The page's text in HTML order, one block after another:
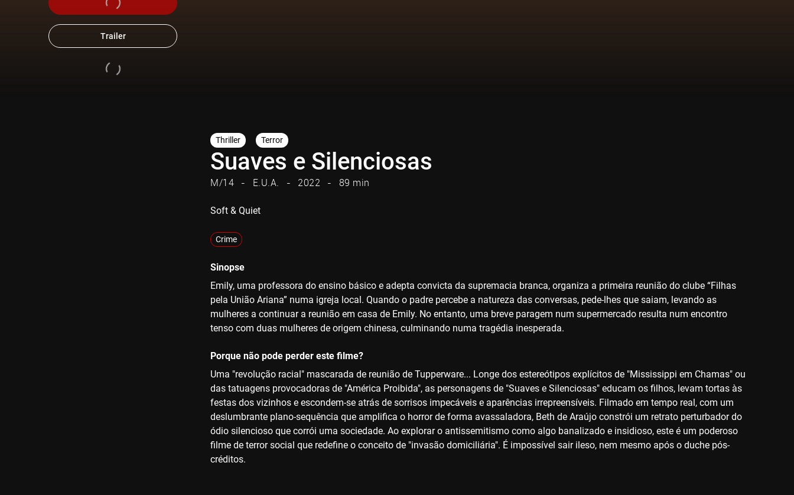
Trailer
Thriller Terror
Suaves e Silenciosas
M/14 E.U.A. 2022 89 min
Soft & Quiet
Crime
Sinopse
Emily, uma professora do ensino básico e adepta convicta da supremacia branca, organiza a primeira reunião do clube “Filhas
pela União Ariana” numa igreja local. Quando o padre percebe a natureza das conversas, pede-lhes que saiam, levando as
mulheres a continuar a reunião em casa de Emily. No entanto, uma breve paragem num supermercado resulta num encontro
tenso com duas mulheres de origem chinesa, culminando numa tragédia inesperada.
Porque não pode perder este filme?
Uma "revolução racial" mascarada de reunião de Tupperware... Longe dos estereótipos explícitos de "Mississippi em Chamas" ou
das tatuagens provocadoras de "América Proibida", as personagens de "Suaves e Silenciosas" educam os filhos, levam tortas às
festas dos vizinhos e escondem-se atrás de sorrisos impecáveis e aparências irrepreensíveis. Filmado em tempo real, com um
deslumbrante plano-sequência que amplifica o horror de forma avassaladora, Beth de Araújo constrói um retrato perturbador do
ódio silencioso que corrói uma sociedade. Ao explorar o antissemitismo como algo banalizado e insidioso, este é um poderoso
filme de terror social que redefine o conceito de "invasão domiciliária". É impossível sair ileso, nem mesmo após o duche pós-
créditos.